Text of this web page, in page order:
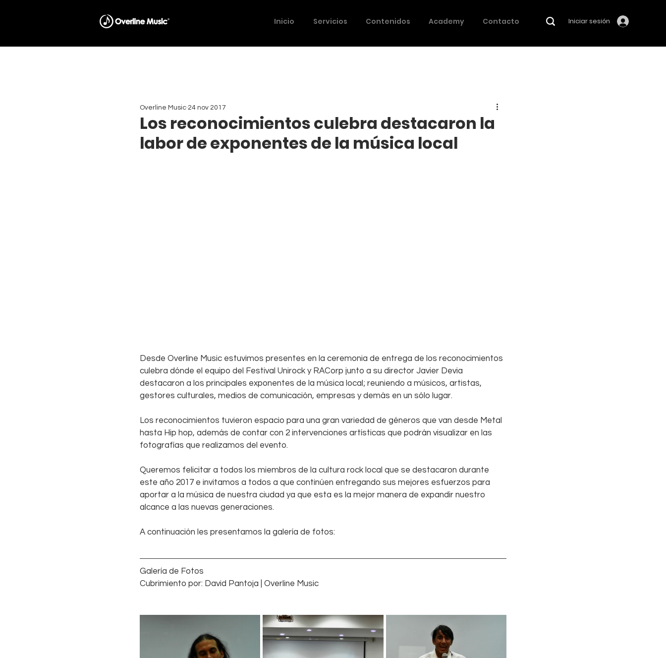
Iniciar sesión
Inicio Servicios Contenidos Academy Contacto
Los reconocimientos culebra destacaron la
labor de exponentes de la música local
Overline Music 24 nov 2017
Desde Overline Music estuvimos presentes en la ceremonia de entrega de los reconocimientos
culebra dónde el equipo del Festival Unirock y RACorp junto a su director Javier Devia
destacaron a los principales exponentes de la música local; reuniendo a músicos, artistas,
gestores culturales, medios de comunicación, empresas y demás en un sólo lugar.
Los reconocimientos tuvieron espacio para una gran variedad de géneros que van desde Metal
hasta Hip hop, además de contar con 2 intervenciones artísticas que podrán visualizar en las
fotografías que realizamos del evento.
Queremos felicitar a todos los miembros de la cultura rock local que se destacaron durante
este año 2017 e invitamos a todos a que continúen entregando sus mejores esfuerzos para
aportar a la música de nuestra ciudad ya que esta es la mejor manera de expandir nuestro
alcance a las nuevas generaciones.
A continuación les presentamos la galería de fotos:
Galería de Fotos
Cubrimiento por: David Pantoja | Overline Music